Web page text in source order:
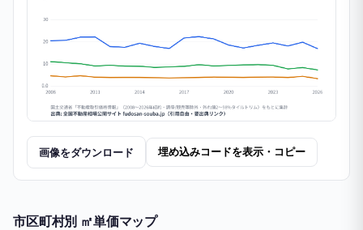
画像をダウンロード 埋め込みコードを表示・コピー
市区町村別 ㎡単価マップ